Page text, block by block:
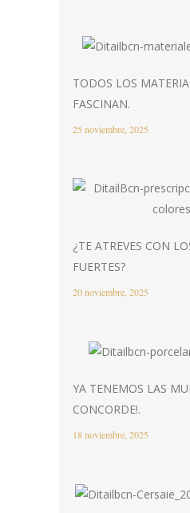
TODOS LOS
FASCINAN.
25 noviembre, 2025
¿TE ATREVES CON
FUERTES?
20 noviembre, 2025
YA TENEMOS LAS
CONCORDE!.
18 noviembre, 2025